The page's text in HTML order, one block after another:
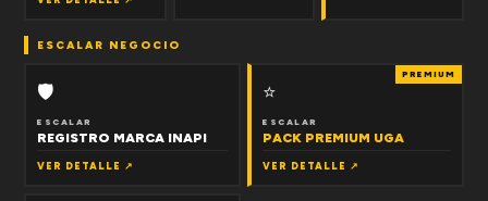
ESCALAR NEGOCIO
🛡
ESCALAR
REGISTRO MARCA INAPI
VER DETALLE ↗
PREMIUM
⭐
ESCALAR
PACK PREMIUM UGA
VER DETALLE ↗